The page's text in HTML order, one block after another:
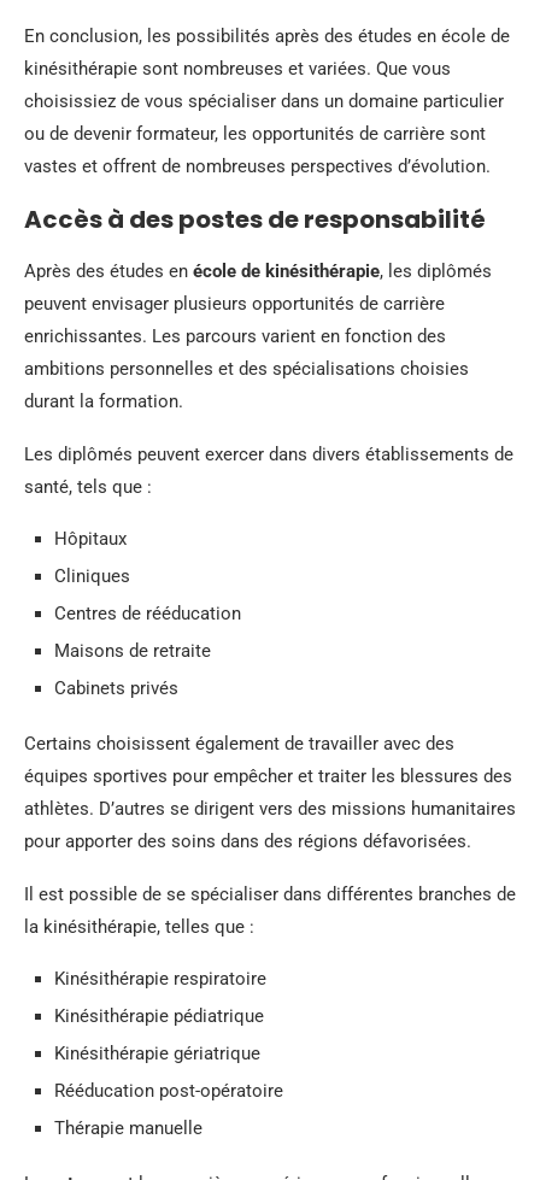
En conclusion, les possibilités après des études en école de
kinésithérapie sont nombreuses et variées. Que vous
choisissiez de vous spécialiser dans un domaine particulier
ou de devenir formateur, les opportunités de carrière sont
vastes et offrent de nombreuses perspectives d’évolution.
Accès à des postes de responsabilité
Après des études en école de kinésithérapie, les diplômés
peuvent envisager plusieurs opportunités de carrière
enrichissantes. Les parcours varient en fonction des
ambitions personnelles et des spécialisations choisies
durant la formation.
Les diplômés peuvent exercer dans divers établissements de
santé, tels que :
Hôpitaux
Cliniques
Centres de rééducation
Maisons de retraite
Cabinets privés
Certains choisissent également de travailler avec des
équipes sportives pour empêcher et traiter les blessures des
athlètes. D’autres se dirigent vers des missions humanitaires
pour apporter des soins dans des régions défavorisées.
Il est possible de se spécialiser dans différentes branches de
la kinésithérapie, telles que :
Kinésithérapie respiratoire
Kinésithérapie pédiatrique
Kinésithérapie gériatrique
Rééducation post-opératoire
Thérapie manuelle